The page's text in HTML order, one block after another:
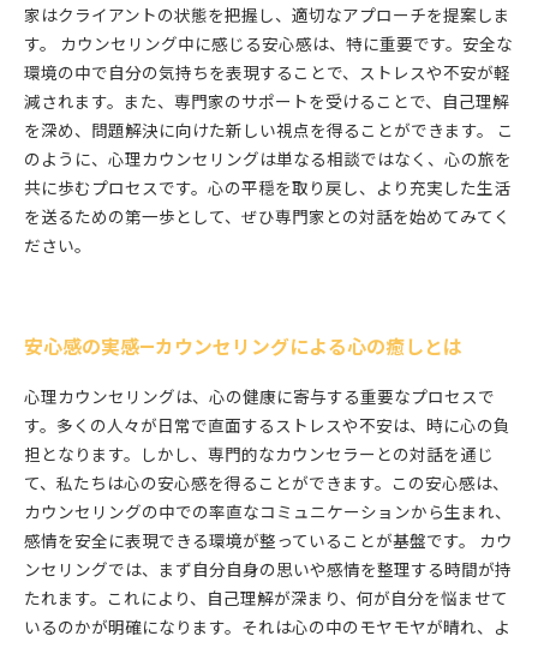
家はクライアントの状態を把握し、適切なアプローチを提案しま
す。 カウンセリング中に感じる安心感は、特に重要です。安全な
環境の中で自分の気持ちを表現することで、ストレスや不安が軽
減されます。また、専門家のサポートを受けることで、自己理解
を深め、問題解決に向けた新しい視点を得ることができます。 こ
のように、心理カウンセリングは単なる相談ではなく、心の旅を
共に歩むプロセスです。心の平穏を取り戻し、より充実した生活
を送るための第一歩として、ぜひ専門家との対話を始めてみてく
ださい。
安心感の実感—カウンセリングによる心の癒しとは
心理カウンセリングは、心の健康に寄与する重要なプロセスで
す。多くの人々が日常で直面するストレスや不安は、時に心の負
担となります。しかし、専門的なカウンセラーとの対話を通じ
て、私たちは心の安心感を得ることができます。この安心感は、
カウンセリングの中での率直なコミュニケーションから生まれ、
感情を安全に表現できる環境が整っていることが基盤です。 カウ
ンセリングでは、まず自分自身の思いや感情を整理する時間が持
たれます。これにより、自己理解が深まり、何が自分を悩ませて
いるのかが明確になります。それは心の中のモヤモヤが晴れ、よ